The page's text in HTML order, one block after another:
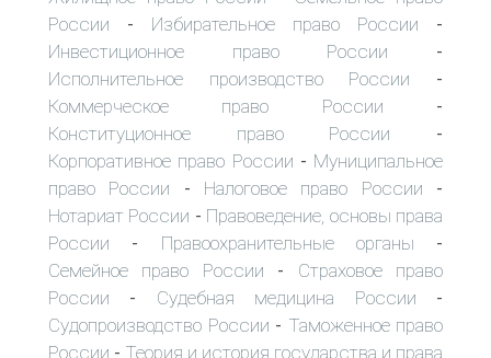
России - Избирательное право России -
Инвестиционное право России -
Исполнительное производство России -
Коммерческое право России -
Конституционное право России -
Корпоративное право России - Муниципальное
право России - Налоговое право России -
Нотариат России - Правоведение, основы права
России - Правоохранительные органы -
Семейное право России - Страховое право
России - Судебная медицина России -
Судопроизводство России - Таможенное право
России - Теория и история государства и права